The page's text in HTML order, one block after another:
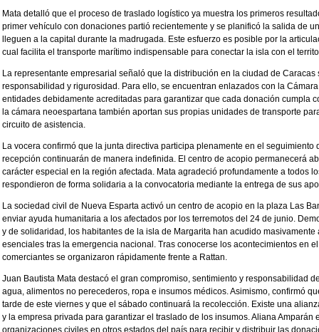
Mata detalló que el proceso de traslado logístico ya muestra los primeros
primer vehículo con donaciones partió recientemente y se planificó la salida de
lleguen a la capital durante la madrugada. Este esfuerzo es posible por la
cual facilita el transporte marítimo indispensable para conectar la isla con el
La representante empresarial señaló que la distribución en la ciudad de
responsabilidad y rigurosidad. Para ello, se encuentran enlazados con la
entidades debidamente acreditadas para garantizar que cada donación cumpla
la cámara neoespartana también aportan sus propias unidades de transporte
circuito de asistencia.
La vocera confirmó que la junta directiva participa plenamente en el
recepción continuarán de manera indefinida. El centro de acopio permanecerá
carácter especial en la región afectada. Mata agradeció profundamente a todos
respondieron de forma solidaria a la convocatoria mediante la entrega de sus
La sociedad civil de Nueva Esparta activó un centro de acopio en la plaza Las
enviar ayuda humanitaria a los afectados por los terremotos del 24 de junio.
y de solidaridad, los habitantes de la isla de Margarita han acudido
esenciales tras la emergencia nacional. Tras conocerse los acontecimientos en
comerciantes se organizaron rápidamente frente a Rattan.
Juan Bautista Mata destacó el gran compromiso, sentimiento y responsabilidad
agua, alimentos no perecederos, ropa e insumos médicos. Asimismo, confirmó
tarde de este viernes y que el sábado continuará la recolección. Existe una
y la empresa privada para garantizar el traslado de los insumos. Aliana Amparán
organizaciones civiles en otros estados del país para recibir y distribuir las